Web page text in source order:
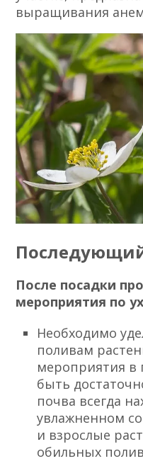
выращивания
После посадки
мероприятия по
Необходимо
поливам
мероприятия
быть
почва всегда
увлажненном
и взрослые
обильных